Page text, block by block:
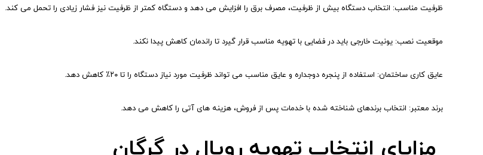
ظرفیت مناسب: انتخاب دستگاه بیش از ظرفیت، مصرف برق را افزایش می دهد و دستگاه کمتر از ظرفیت نیز فشار زیادی را تحمل می کند.
موقعیت نصب: یونیت خارجی باید در فضایی با تهویه مناسب قرار گیرد تا راندمان کاهش پیدا نکند.
عایق کاری ساختمان: استفاده از پنجره دوجداره و عایق مناسب می تواند ظرفیت مورد نیاز دستگاه را تا ۲۰٪ کاهش دهد.
برند معتبر: انتخاب برندهای شناخته شده با خدمات پس از فروش، هزینه های آتی را کاهش می دهد.
مزایای انتخاب تهویه رویال در گرگان